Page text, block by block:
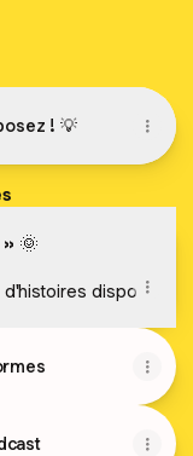
! 💡
🌞
d'histoires dispo